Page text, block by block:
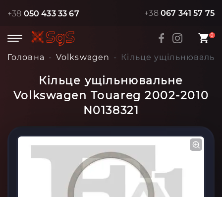
+38 050 433 33 67 +38 067 341 57 75
0
Головна Volkswagen Кільце
Кільце ущільнювальне
Volkswagen Touareg 2002-2010
N0138321